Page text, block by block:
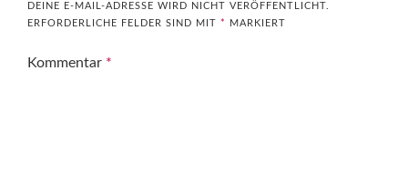
DEINE E-MAIL-ADRESSE WIRD NICHT VERÖFFENTLICHT.
ERFORDERLICHE FELDER SIND MIT * MARKIERT
Kommentar *